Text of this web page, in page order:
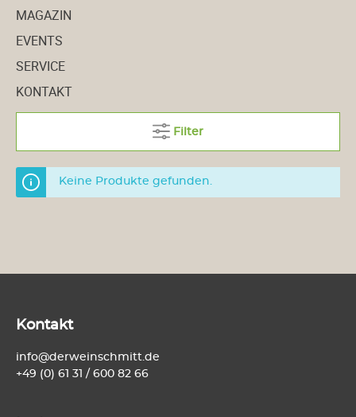
MAGAZIN
EVENTS
SERVICE
KONTAKT
Filter
Keine Produkte gefunden.
Kontakt
info@derweinschmitt.de
+49 (0) 61 31 / 600 82 66